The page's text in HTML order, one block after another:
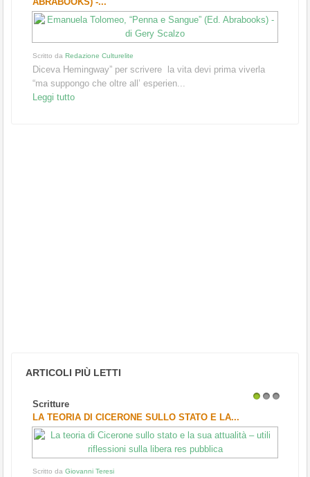
Scritto da Redazione Culturelite
Diceva Hemingway” per scrivere la vita devi prima viverla
“ma suppongo che oltre all’ esperien...
Leggi tutto
ARTICOLI PIÙ LETTI
Scritture
LA TEORIA DI CICERONE SULLO STATO E LA...
Scritto da Giovanni Teresi